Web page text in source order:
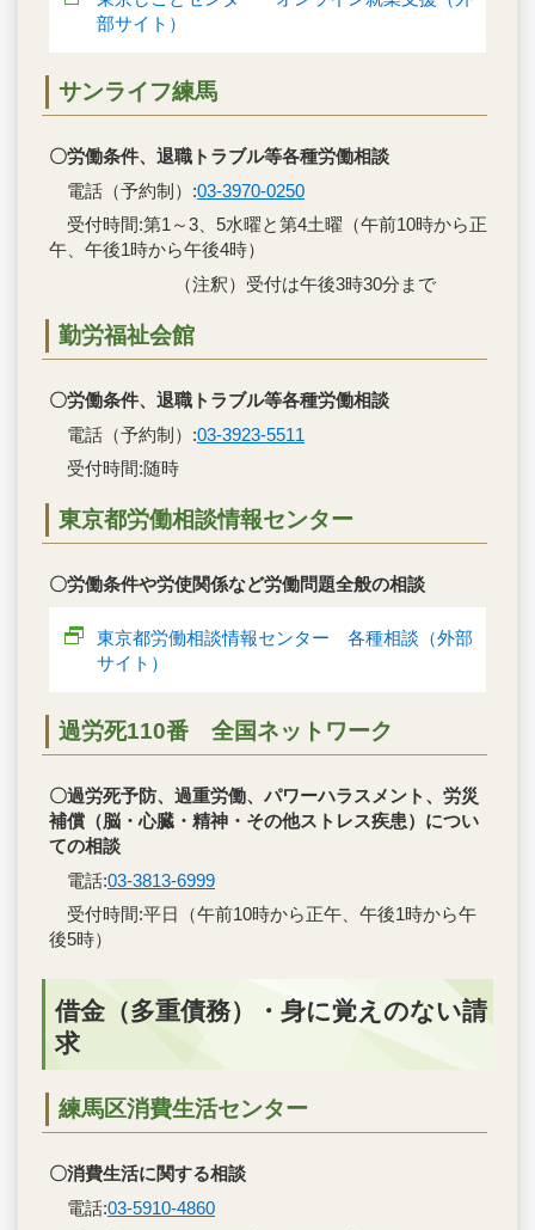
部サイト）
サンライフ練馬
〇労働条件、退職トラブル等各種労働相談
電話（予約制）:03-3970-0250
受付時間:第1～3、5水曜と第4土曜（午前10時から正
午、午後1時から午後4時）
（注釈）受付は午後3時30分まで
勤労福祉会館
〇労働条件、退職トラブル等各種労働相談
電話（予約制）:03-3923-5511
受付時間:随時
東京都労働相談情報センター
〇労働条件や労使関係など労働問題全般の相談
東京都労働相談情報センター 各種相談（外部
サイト）
過労死110番 全国ネットワーク
〇過労死予防、過重労働、パワーハラスメント、労災
補償（脳・心臓・精神・その他ストレス疾患）につい
ての相談
電話:03-3813-6999
受付時間:平日（午前10時から正午、午後1時から午
後5時）
借金（多重債務）・身に覚えのない請
求
練馬区消費生活センター
〇消費生活に関する相談
電話:03-5910-4860